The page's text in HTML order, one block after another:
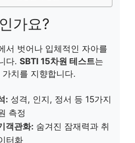
가요?
서 벗어나 입체적인 자아를
다. SBTI 15차원 테스트는
치를 지향합니다.
: 성격, 인지, 정서 등 15가지
측정
객관화: 숨겨진 잠재력과 취
터화